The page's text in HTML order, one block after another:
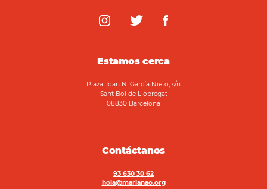
Estamos cerca
Plaza Joan N. García Nieto, s/n
Sant Boi de Llobregat
08830 Barcelona
Contáctanos
93 630 30 62
hola@marianao.org